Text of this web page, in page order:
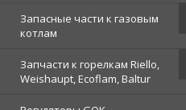
Запасные части к газовым
котлам
Запчасти к горелкам Riello,
Weishaupt, Ecoflam, Baltur